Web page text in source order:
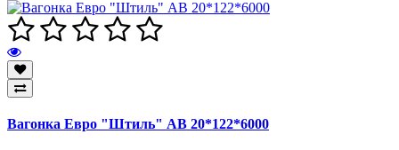
Вагонка Евро "Штиль" АВ 20*122*6000